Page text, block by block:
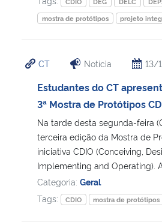
mostra de protótipos
projeto
CT Notícia 13/
Estudantes do CT
3ª Mostra de Protótipos
Na tarde desta segunda-feira
terceira edição da Mostra de
iniciativa CDIO (Conceiving,
Implementing and Operating).
Categoria: Geral
Tags:
CDIO mostra de protótipos